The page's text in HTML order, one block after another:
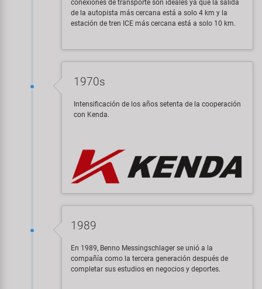
conexiones de transporte son ideales ya que la salida
de la autopista más cercana está a solo 4 km y la
estación de tren ICE más cercana está a solo 10 km.
1970s
Intensificación de los años setenta de la cooperación
con Kenda.
1989
En 1989, Benno Messingschlager se unió a la
compañía como la tercera generación después de
completar sus estudios en negocios y deportes.